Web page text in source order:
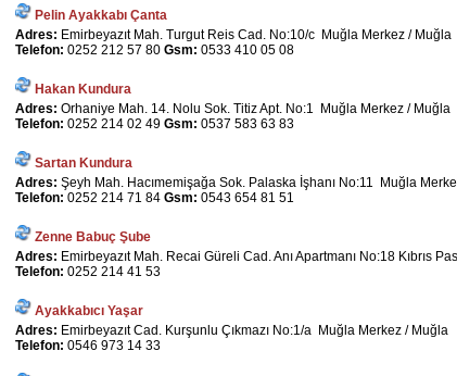
Pelin Ayakkabı Çanta
Adres: Emirbeyazıt Mah. Turgut Reis Cad. No:10/c Muğla Merkez / Muğla
Telefon: 0252 212 57 80 Gsm: 0533 410 05 08
Hakan Kundura
Adres: Orhaniye Mah. 14. Nolu Sok. Titiz Apt. No:1 Muğla Merkez / Muğla
Telefon: 0252 214 02 49 Gsm: 0537 583 63 83
Sartan Kundura
Adres: Şeyh Mah. Hacımemişağa Sok. Palaska İşhanı No:11 Muğla
Telefon: 0252 214 71 84 Gsm: 0543 654 81 51
Zenne Babuç Şube
Adres: Emirbeyazıt Mah. Recai Güreli Cad. Anı Apartmanı No:18 Kıbrıs
Telefon: 0252 214 41 53
Ayakkabıcı Yaşar
Adres: Emirbeyazıt Cad. Kurşunlu Çıkmazı No:1/a Muğla Merkez / Muğla
Telefon: 0546 973 14 33